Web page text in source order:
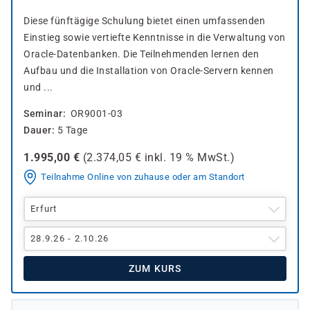
Diese fünftägige Schulung bietet einen umfassenden
Einstieg sowie vertiefte Kenntnisse in die Verwaltung von
Oracle-Datenbanken. Die Teilnehmenden lernen den
Aufbau und die Installation von Oracle-Servern kennen
und ...
Seminar
OR9001-03
Dauer
5 Tage
1.995,00 € (2.374,05 € inkl. 19 % MwSt.)
Teilnahme Online von zuhause oder am Standort
Erfurt
28.9.26 - 2.10.26
ZUM KURS